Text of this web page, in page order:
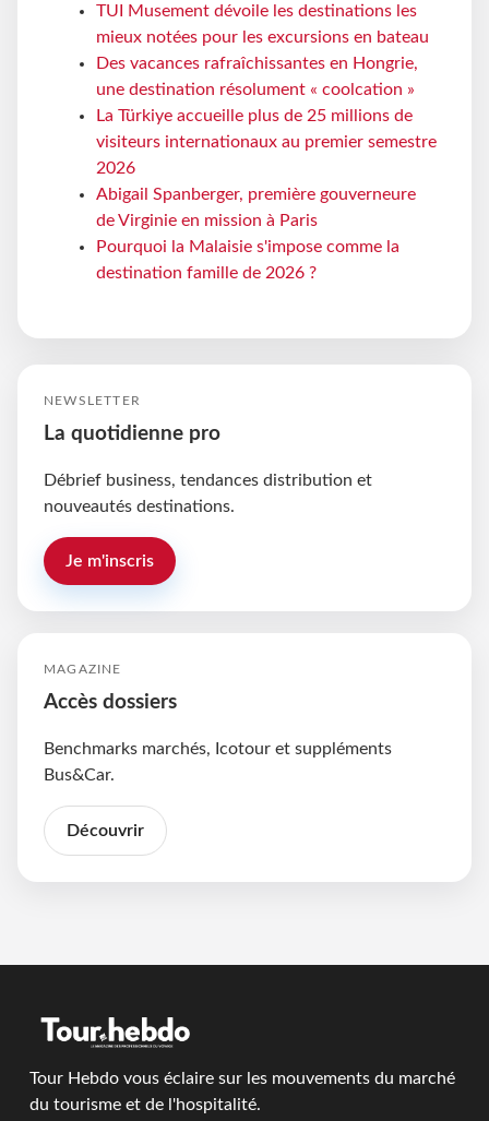
TUI Musement dévoile les destinations les
mieux notées pour les excursions en bateau
Des vacances rafraîchissantes en Hongrie,
une destination résolument « coolcation »
La Türkiye accueille plus de 25 millions de
visiteurs internationaux au premier semestre
2026
Abigail Spanberger, première gouverneure
de Virginie en mission à Paris
Pourquoi la Malaisie s'impose comme la
destination famille de 2026 ?
NEWSLETTER
La quotidienne pro
Débrief business, tendances distribution et
nouveautés destinations.
Je m'inscris
MAGAZINE
Accès dossiers
Benchmarks marchés, Icotour et suppléments
Bus&Car.
Découvrir
Tour Hebdo vous éclaire sur les mouvements du marché
du tourisme et de l'hospitalité.